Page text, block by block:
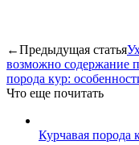
←Предыдущая статья
возможно содержание
порода кур:
Что еще почитать
Курчавая порода